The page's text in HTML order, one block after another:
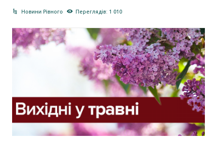
Новини Рівного Переглядів: 1 010